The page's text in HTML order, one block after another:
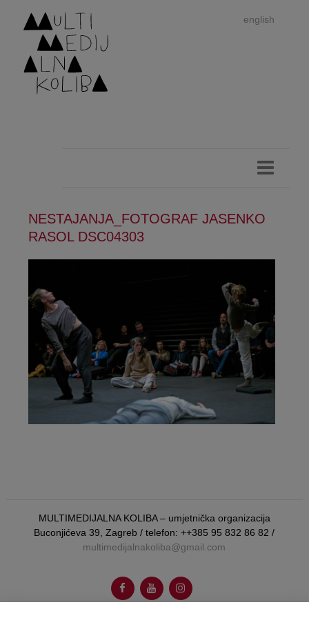
english
NESTAJANJA_FOTOGRAF JASENKO
RASOL DSC04303
MULTIMEDIJALNA KOLIBA – umjetnička organizacija
Buconjićeva 39, Zagreb / telefon: ++385 95 832 86 82 /
multimedijalnakoliba@gmail.com